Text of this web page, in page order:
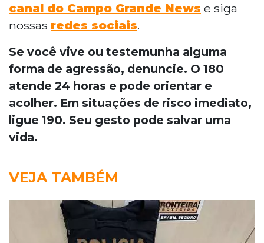
canal do Campo Grande News e siga
nossas redes sociais.
Se você vive ou testemunha alguma
forma de agressão, denuncie. O 180
atende 24 horas e pode orientar e
acolher. Em situações de risco imediato,
ligue 190. Seu gesto pode salvar uma
vida.
VEJA TAMBÉM